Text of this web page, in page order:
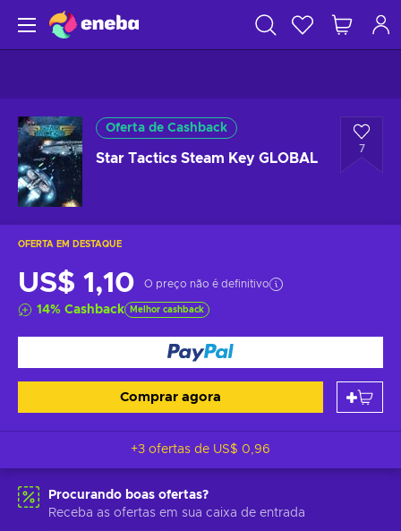
Oferta de Cashback
Star Tactics Steam Key GLOBAL
7
OFERTA EM DESTAQUE
US$ 1,10 O preço não é definitivo
14% Cashback Melhor cashback
Comprar agora
+3 ofertas de US$ 0,96
Procurando boas ofertas?
Receba as ofertas em sua caixa de entrada